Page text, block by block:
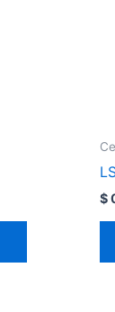
$